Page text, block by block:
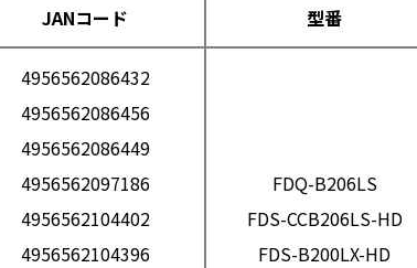
JANコード 型番
4956562086432
4956562086456
4956562086449
4956562097186
4956562104402
4956562104396
FDQ-B206LS
FDS-CCB206LS-HD
FDS-B200LX-HD